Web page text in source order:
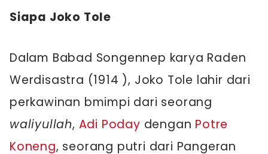
Siapa Joko Tole
Dalam Babad Songennep karya Raden
Werdisastra (1914 ), Joko Tole lahir dari
perkawinan bmimpi dari seorang
waliyullah, Adi Poday dengan Potre
Koneng, seorang putri dari Pangeran